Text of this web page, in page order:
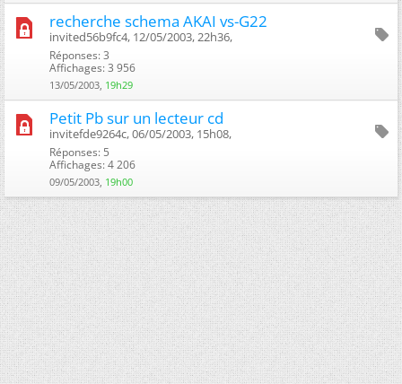
recherche schema AKAI vs-G22
invited56b9fc4, 12/05/2003, 22h36, ‎
Réponses: 3
Affichages: 3 956
13/05/2003, 19h29
Petit Pb sur un lecteur cd
invitefde9264c, 06/05/2003, 15h08, ‎
Réponses: 5
Affichages: 4 206
09/05/2003, 19h00